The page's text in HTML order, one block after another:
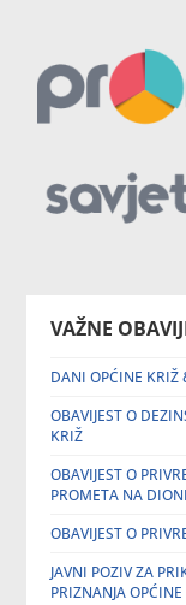
VAŽNE
DANI OPĆINE KRIŽ
OBAVIJEST O
KRIŽ
OBAVIJEST O
PROMETA NA
OBAVIJEST O
JAVNI POZIV ZA
PRIZNANJA